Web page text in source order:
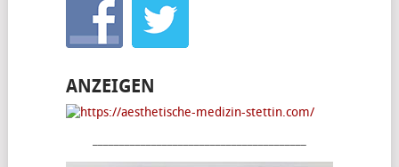
ANZEIGEN